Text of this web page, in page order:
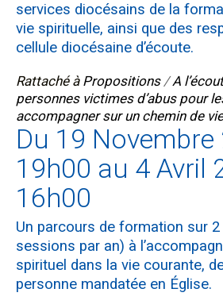
services diocésains de la
vie spirituelle, ainsi que des
cellule diocésaine d’écoute.
Rattaché à Propositions /A
personnes victimes d’abus pour
accompagner sur un chemin de
Du 19 Novembre
19h00 au 4 Avril
16h00
Un parcours de formation sur
sessions par an) à
spirituel dans la vie courante,
personne mandatée en Église.